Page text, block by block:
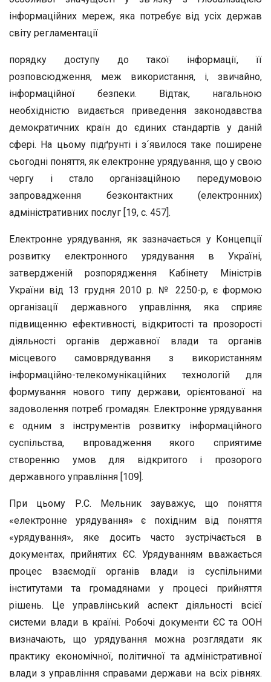
інформаційних мереж, яка потребує від усіх держав
світу регламентації
порядку доступу до такої інформації, її
розповсюдження, меж використання, і, звичайно,
інформаційної безпеки. Відтак, нагальною
необхідністю видається приведення законодавства
демократичних країн до єдиних стандартів у даній
сфері. На цьому підґрунті і з´явилося таке поширене
сьогодні поняття, як електронне урядування, що у свою
чергу і стало організаційною передумовою
запровадження безконтактних (електронних)
адміністративних послуг [19, с. 457].
Електронне урядування, як зазначається у Концепції
розвитку електронного урядування в Україні,
затвердженій розпорядження Кабінету Міністрів
України від 13 грудня 2010 р. № 2250-р, є формою
організації державного управління, яка сприяє
підвищенню ефективності, відкритості та прозорості
діяльності органів державної влади та органів
місцевого самоврядування з використанням
інформаційно-телекомунікаційних технологій для
формування нового типу держави, орієнтованої на
задоволення потреб громадян. Електронне урядування
є одним з інструментів розвитку інформаційного
суспільства, впровадження якого сприятиме
створенню умов для відкритого і прозорого
державного управління [109].
При цьому Р.С. Мельник зауважує, що поняття
«електронне урядування» є похідним від поняття
«урядування», яке досить часто зустрічається в
документах, прийнятих ЄС. Урядуванням вважається
процес взаємодії органів влади із суспільними
інститутами та громадянами у процесі прийняття
рішень. Це управлінський аспект діяльності всієї
системи влади в країні. Робочі документи ЄС та ООН
визначають, що урядування можна розглядати як
практику економічної, політичної та адміністративної
влади з управління справами держави на всіх рівнях.